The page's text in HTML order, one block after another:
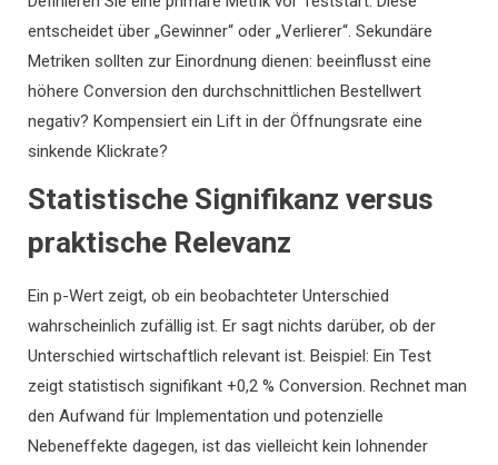
entscheidet über „Gewinner“ oder „Verlierer“. Sekundäre
Metriken sollten zur Einordnung dienen: beeinflusst eine
höhere Conversion den durchschnittlichen Bestellwert
negativ? Kompensiert ein Lift in der Öffnungsrate eine
sinkende Klickrate?
Statistische Signifikanz versus
praktische Relevanz
Ein p-Wert zeigt, ob ein beobachteter Unterschied
wahrscheinlich zufällig ist. Er sagt nichts darüber, ob der
Unterschied wirtschaftlich relevant ist. Beispiel: Ein Test
zeigt statistisch signifikant +0,2 % Conversion. Rechnet man
den Aufwand für Implementation und potenzielle
Nebeneffekte dagegen, ist das vielleicht kein lohnender